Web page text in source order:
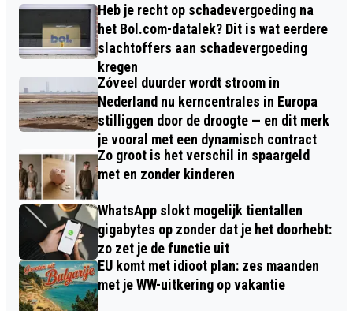
Heb je recht op schadevergoeding na
het Bol.com-datalek? Dit is wat eerdere
slachtoffers aan schadevergoeding
kregen
Zóveel duurder wordt stroom in
Nederland nu kerncentrales in Europa
stilliggen door de droogte — en dit merk
je vooral met een dynamisch contract
Zo groot is het verschil in spaargeld
met en zonder kinderen
WhatsApp slokt mogelijk tientallen
gigabytes op zonder dat je het doorhebt:
zo zet je de functie uit
EU komt met idioot plan: zes maanden
met je WW-uitkering op vakantie